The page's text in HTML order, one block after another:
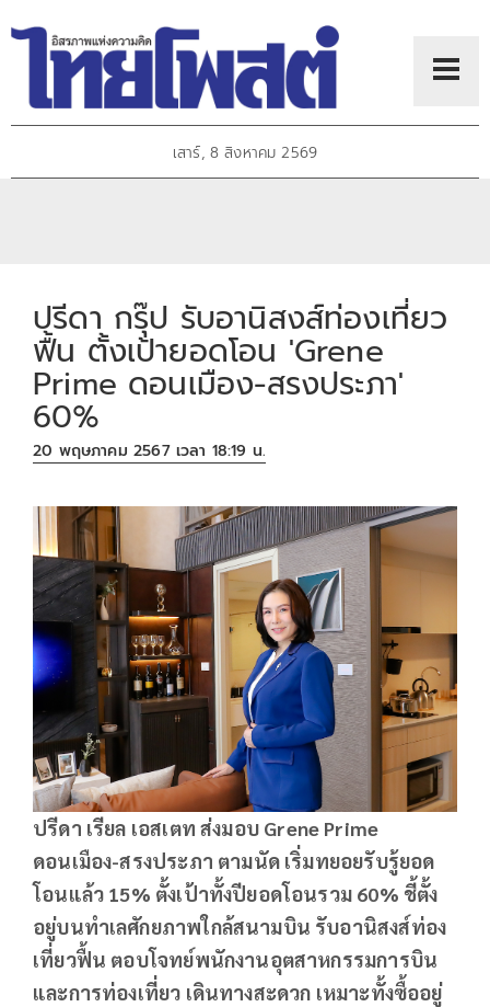
เสาร์, 8 สิงหาคม 2569
ปรีดา กรุ๊ป รับอานิสงส์ท่องเที่ยว
ฟื้น ตั้งเป้ายอดโอน 'Grene
Prime ดอนเมือง-สรงประภา'
60%
20 พฤษภาคม 2567 เวลา 18:19 น.
ปรีดา เรียล เอสเตท ส่งมอบ Grene Prime
ดอนเมือง-สรงประภา ตามนัด เริ่มทยอยรับรู้ยอด
โอนแล้ว 15% ตั้งเป้าทั้งปียอดโอนรวม 60% ชี้ตั้ง
อยู่บนทำเลศักยภาพใกล้สนามบิน รับอานิสงส์ท่อง
เที่ยวฟื้น ตอบโจทย์พนักงานอุตสาหกรรมการบิน
และการท่องเที่ยว เดินทางสะดวก เหมาะทั้งซื้ออยู่